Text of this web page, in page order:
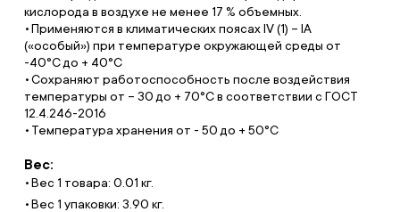
кислорода в воздухе не менее 17 % объемных.
Применяются в климатических поясах IV (1) – IA
(«особый») при температуре окружающей среды от
-40°С до + 40°С
Сохраняют работоспособность после воздействия
температуры от – 30 до + 70°С в соответствии с ГОСТ
12.4.246-2016
Температура хранения от - 50 до + 50°С
Вес:
Вес 1 товара: 0.01 кг.
Вес 1 упаковки: 3.90 кг.